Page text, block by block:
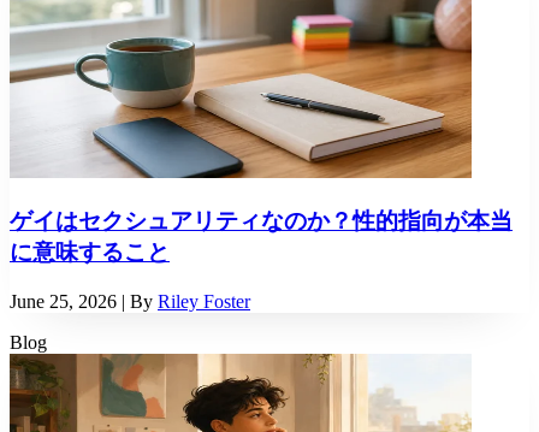
ゲイはセクシュアリティなのか？性的指向が本当
に意味すること
June 25, 2026 | By Riley Foster
Blog